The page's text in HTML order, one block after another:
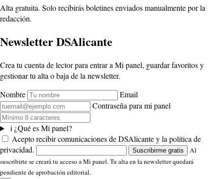
Alta gratuita. Solo recibirás boletines enviados manualmente por la
redacción.
Newsletter DSAlicante
Crea tu cuenta de lector para entrar a Mi panel, guardar favoritos y
gestionar tu alta o baja de la newsletter.
Nombre
Email
Contraseña para mi panel
i¿Qué es Mi panel?
Acepto recibir comunicaciones de DSAlicante y la política de
privacidad.
Suscribirme gratis
Al
suscribirte se creará tu acceso a Mi panel. Tu alta en la newsletter quedará
pendiente de aprobación editorial.